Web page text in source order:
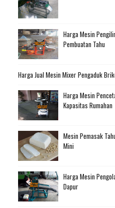
Harga Mesin
Pembuatan Tahu
Harga Jual Mesin Mixer Pengaduk
Harga Mesin
Kapasitas Rumahan
Mesin Pemasak
Mini
Harga Mesin
Dapur